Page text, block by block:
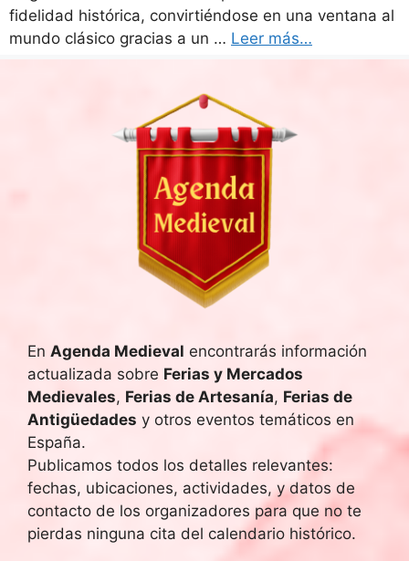
fidelidad histórica, convirtiéndose en una ventana al
mundo clásico gracias a un … Leer más…
En Agenda Medieval encontrarás información
actualizada sobre Ferias y Mercados
Medievales, Ferias de Artesanía, Ferias de
Antigüedades y otros eventos temáticos en
España.
Publicamos todos los detalles relevantes:
fechas, ubicaciones, actividades, y datos de
contacto de los organizadores para que no te
pierdas ninguna cita del calendario histórico.